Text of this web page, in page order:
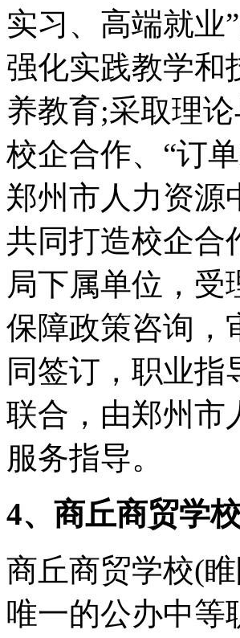
实习、高端就业
强化实践教学和
养教育;采取理
校企合作、“订
郑州市人力资源
共同打造校企合
局下属单位，受
保障政策咨询，
同签订，职业
联合，由郑州市
服务指导。
4、商丘商贸学
商丘商贸学校(
唯一的公办中等